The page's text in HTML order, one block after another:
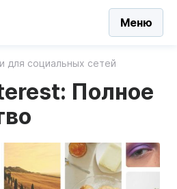
Меню
для социальных сетей
Полное